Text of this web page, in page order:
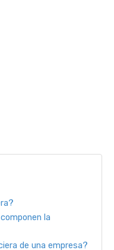
la
de una empresa?